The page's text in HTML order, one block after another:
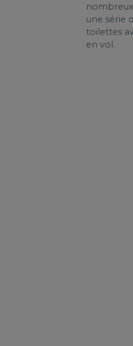
une série
toilettes
en vol.